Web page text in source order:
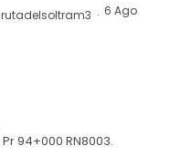
· 6 Ago
94+000 RN8003.